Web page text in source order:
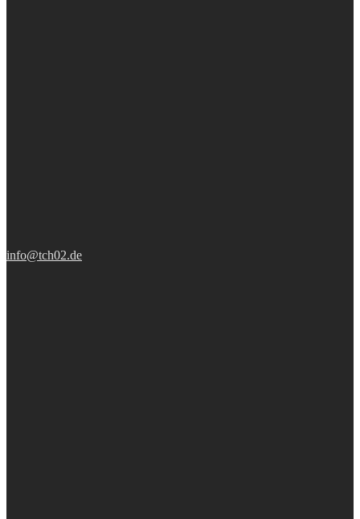
info@tch02.de